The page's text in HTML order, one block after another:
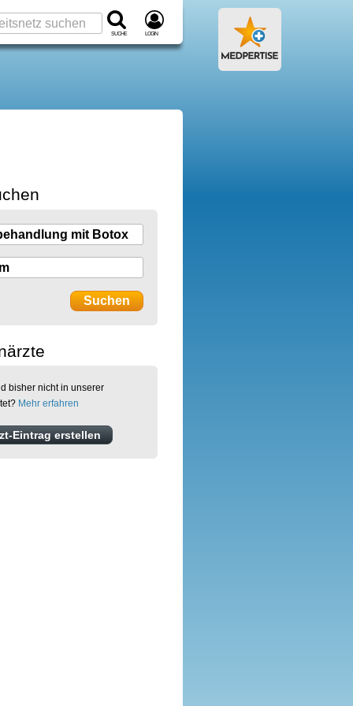
Suche Login
bisher nicht in unserer
Mehr erfahren
Eintrag erstellen